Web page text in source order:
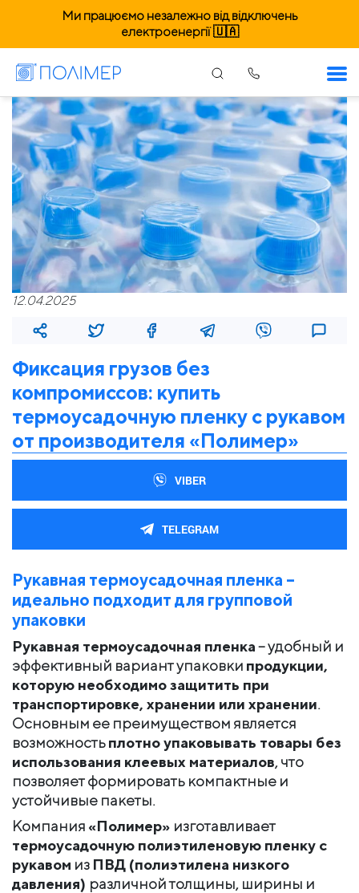
Ми працюємо незалежно від відключень
електроенергії 🇺🇦
12.04.2025
Фиксация грузов без
компромиссов: купить
термоусадочную пленку с рукавом
от производителя «Полимер»
VIBER
TELEGRAM
Рукавная термоусадочная пленка –
идеально подходит для групповой
упаковки
Рукавная термоусадочная пленка– удобный и
эффективный вариант упаковки продукции,
которую необходимо защитить при
транспортировке, хранении или хранении.
Основным ее преимуществом является
возможностьплотно упаковывать товары без
использования клеевых материалов, что
позволяет формировать компактные и
устойчивые пакеты.
Компания «Полимер» изготавливает
термоусадочную полиэтиленовую пленку с
рукавом из ПВД (полиэтилена низкого
давления) различной толщины, ширины и